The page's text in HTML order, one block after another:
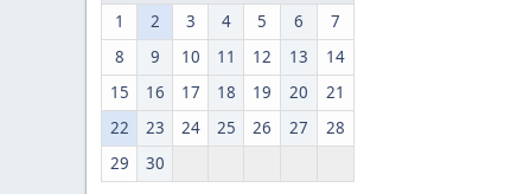
1 2 3 4 5 6
7
8
9 10 11 12 13
14
15
16 17 18 19 20
21
22
23 24 25 26 27
28
29
30